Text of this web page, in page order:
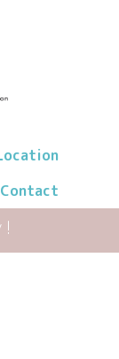
Contact
!